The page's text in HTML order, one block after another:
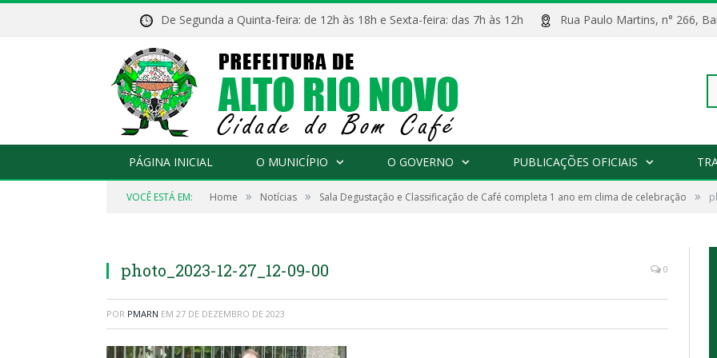
De Segunda a Quinta-feira: de 12h às 18h e Sexta-feira: das 7h às 12h Rua Paulo Martins, n° 266,
PÁGINA INICIAL O MUNICÍPIO O GOVERNO PUBLICAÇÕES OFICIAIS
VOCÊ ESTÁ EM: Home » Notícias » Sala Degustação e Classificação de Café completa 1 ano em clima de celebração »
photo_2023-12-27_12-09-00 0
POR PMARN EM 27 DE DEZEMBRO DE 2023